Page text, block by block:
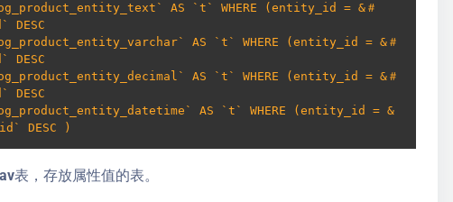
AS `t` WHERE (entity_id = &＃
DESC
AS `t` WHERE (entity_id = &＃
DESC
AS `t` WHERE (entity_id = &＃
DESC
AS `t` WHERE (entity_id = &
DESC )
表，存放属性值的表。